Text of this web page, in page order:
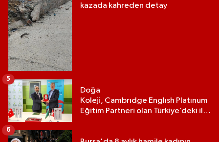
kazada kahreden detay
Doğa
Koleji, Cambrıdge Englısh Platınum
Eğitim Partneri olan Türkiye’deki ilk
5
6